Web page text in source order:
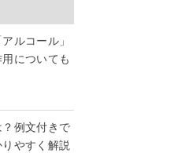
ルコール」
についても
？例文付きで
やすく解説